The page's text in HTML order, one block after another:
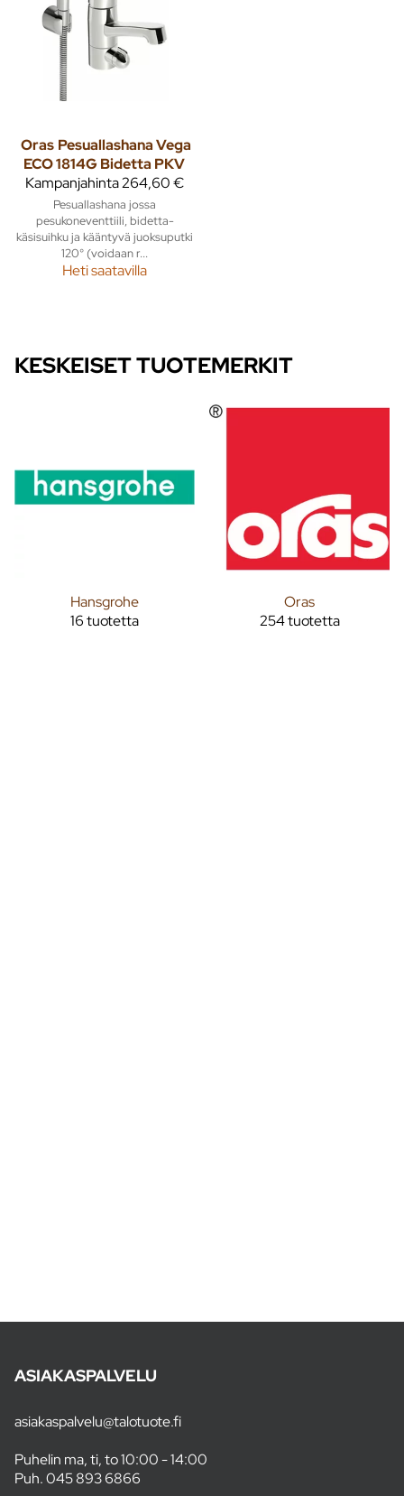
Oras Pesuallashana Vega
ECO 1814G Bidetta PKV
Kampanjahinta264,60 €
Pesuallashana jossa
pesukoneventtiili, bidetta-
käsisuihku ja kääntyvä juoksuputki
120° (voidaan r...
Heti saatavilla
KESKEISET TUOTEMERKIT
Hansgrohe
16 tuotetta
Oras
254 tuotetta
ASIAKASPALVELU
asiakaspalvelu@talotuote.fi
Puhelin ma, ti, to 10:00 - 14:00
Puh.045 893 6866